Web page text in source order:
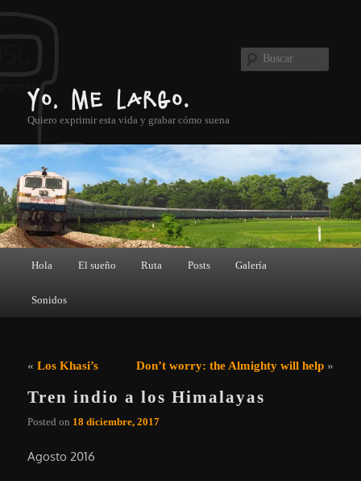
Yo, me largo.
Quiero exprimir esta vida y grabar cómo suena
Buscar
Hola
El sueño Ruta Posts Galería
Sonidos
Navegación de entradas
«Los Khasi’s Don’t worry: the Almighty will help»
Tren indio a los Himalayas
Posted on 18 diciembre, 2017
Agosto 2016